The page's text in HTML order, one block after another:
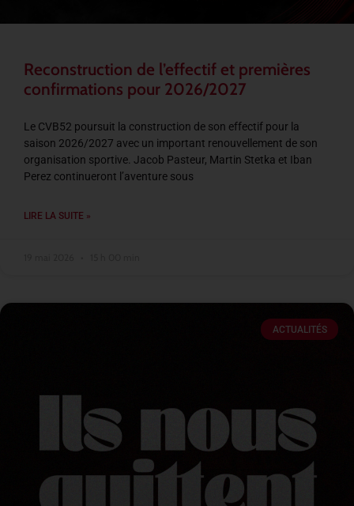
Reconstruction de l’effectif et premières
confirmations pour 2026/2027
Le CVB52 poursuit la construction de son effectif pour la
saison 2026/2027 avec un important renouvellement de son
organisation sportive. Jacob Pasteur, Martin Stetka et Iban
Perez continueront l’aventure sous
LIRE LA SUITE »
ACTUALITÉS